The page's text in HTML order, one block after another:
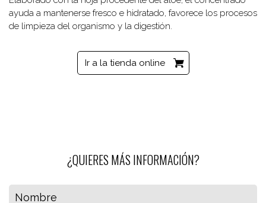
ayuda a mantenerse fresco e hidratado, favorece los procesos
de limpieza del organismo y la digestión.
Ir a la tienda online
¿QUIERES MÁS INFORMACIÓN?